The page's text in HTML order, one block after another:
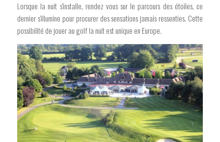
Lorsque la nuit s'installe, rendez vous sur le parcours des étoiles, ce
dernier s'illumine pour procurer des sensations jamais ressenties. Cette
possibilité de jouer au golf la nuit est unique en Europe.